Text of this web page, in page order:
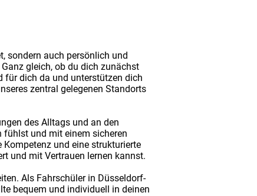
sondern auch persönlich und
gleich, ob du dich zunächst
für dich da und unterstützen dich
zentral gelegenen Standorts
des Alltags und an den
fühlst und mit einem sicheren
und eine strukturierte
und mit Vertrauen lernen kannst.
Als Fahrschüler in Düsseldorf-
bequem und individuell in deinen